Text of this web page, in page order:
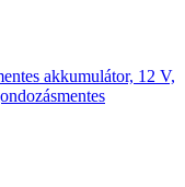
akkumulátor, 12 V,